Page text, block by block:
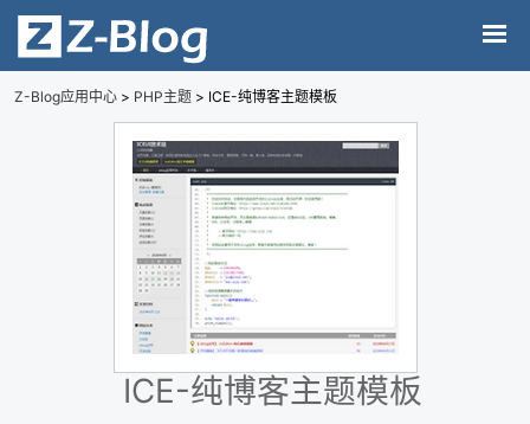
Z-Blog应用中心 > PHP主题 > ICE-纯博客主题模板
ICE-纯博客主题模板